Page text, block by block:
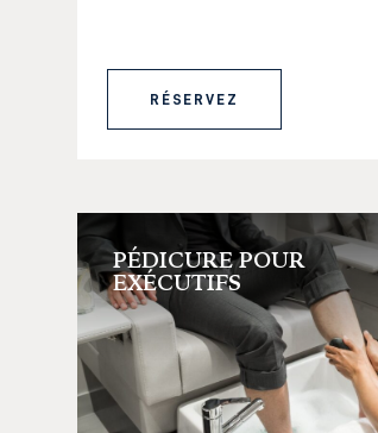
RÉSERVEZ
PÉDICURE POUR
EXÉCUTIFS